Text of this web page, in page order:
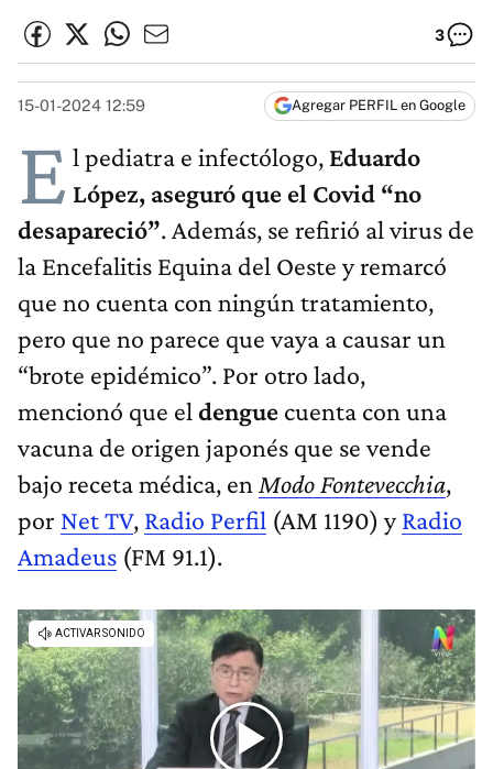
3
15-01-2024 12:59 Agregar PERFIL en Google
E l pediatra e infectólogo, Eduardo
López, aseguró que el Covid “no
desapareció”. Además, se refirió al virus de
la Encefalitis Equina del Oeste y remarcó
que no cuenta con ningún tratamiento,
pero que no parece que vaya a causar un
“brote epidémico”. Por otro lado,
mencionó que el dengue cuenta con una
vacuna de origen japonés que se vende
bajo receta médica, en Modo Fontevecchia,
por Net TV, Radio Perfil (AM 1190) yRadio
Amadeus (FM 91.1).